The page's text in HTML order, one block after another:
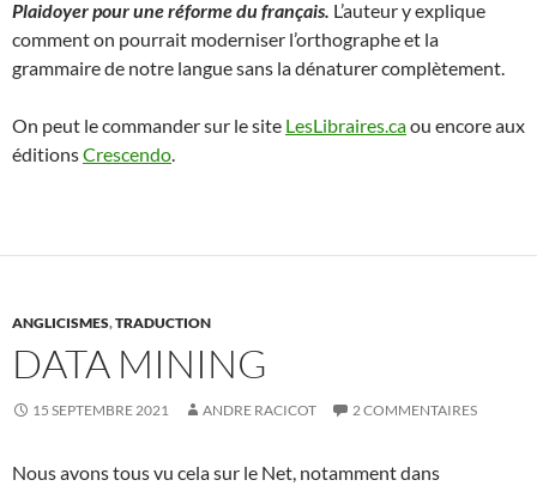
Plaidoyer pour une réforme du français. L’auteur y explique
comment on pourrait moderniser l’orthographe et la
grammaire de notre langue sans la dénaturer complètement.
On peut le commander sur le site LesLibraires.caou encore aux
éditionsCrescendo.
ANGLICISMES,TRADUCTION
DATA MINING
15 SEPTEMBRE 2021 ANDRE RACICOT 2 COMMENTAIRES
Nous avons tous vu cela sur le Net, notamment dans